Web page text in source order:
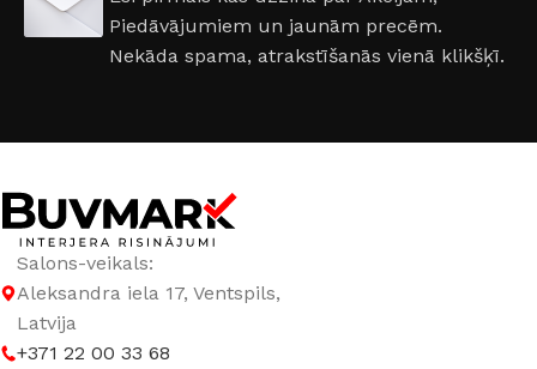
JAUDA 20 W
SPRIEGUMS AC:230 V
Piedāvājumiem un jaunām precēm.
Nekāda spama, atrakstīšanās vienā klikšķī.
Salons-veikals:
Aleksandra iela 17, Ventspils,
Latvija
+371 22 00 33 68